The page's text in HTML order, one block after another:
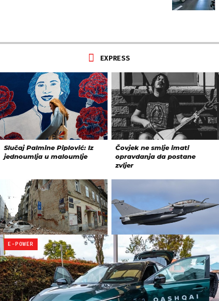
E-POWER